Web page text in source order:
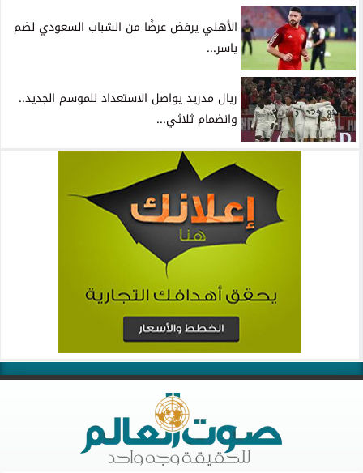
الأهلي يرفض عرضًا من الشباب السعودي لضم
ياسر...
ريال مدريد يواصل الاستعداد للموسم الجديد..
وانضمام ثلاثي...